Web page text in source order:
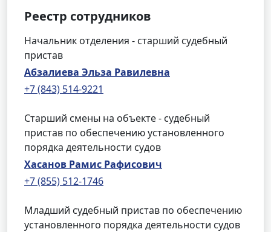
Реестр сотрудников
Начальник отделения - старший судебный
пристав
Абзалиева Эльза Равилевна
+7 (843) 514-9221
Старший смены на объекте - судебный
пристав по обеспечению установленного
порядка деятельности судов
Хасанов Рамис Рафисович
+7 (855) 512-1746
Младший судебный пристав по обеспечению
установленного порядка деятельности судов